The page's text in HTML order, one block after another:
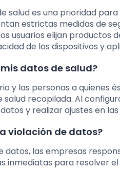
salud es una prioridad
estrictas medidas de
usuarios elijan
de los dispositivos y
datos de salud?
y las personas a
recopilada. Al
y realizar ajustes en
violación de datos?
datos, las empresas
inmediatas para resolver